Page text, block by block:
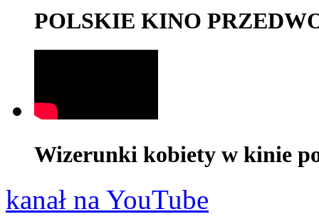
POLSKIE KINO
Wizerunki kobiety w kinie
kanał na YouTube